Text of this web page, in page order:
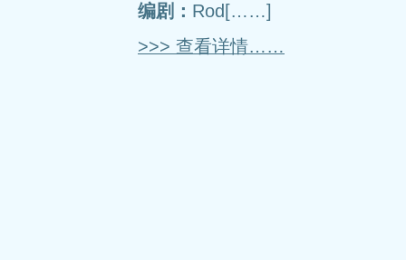
编剧： Rod[……]
>>> 查看详情……